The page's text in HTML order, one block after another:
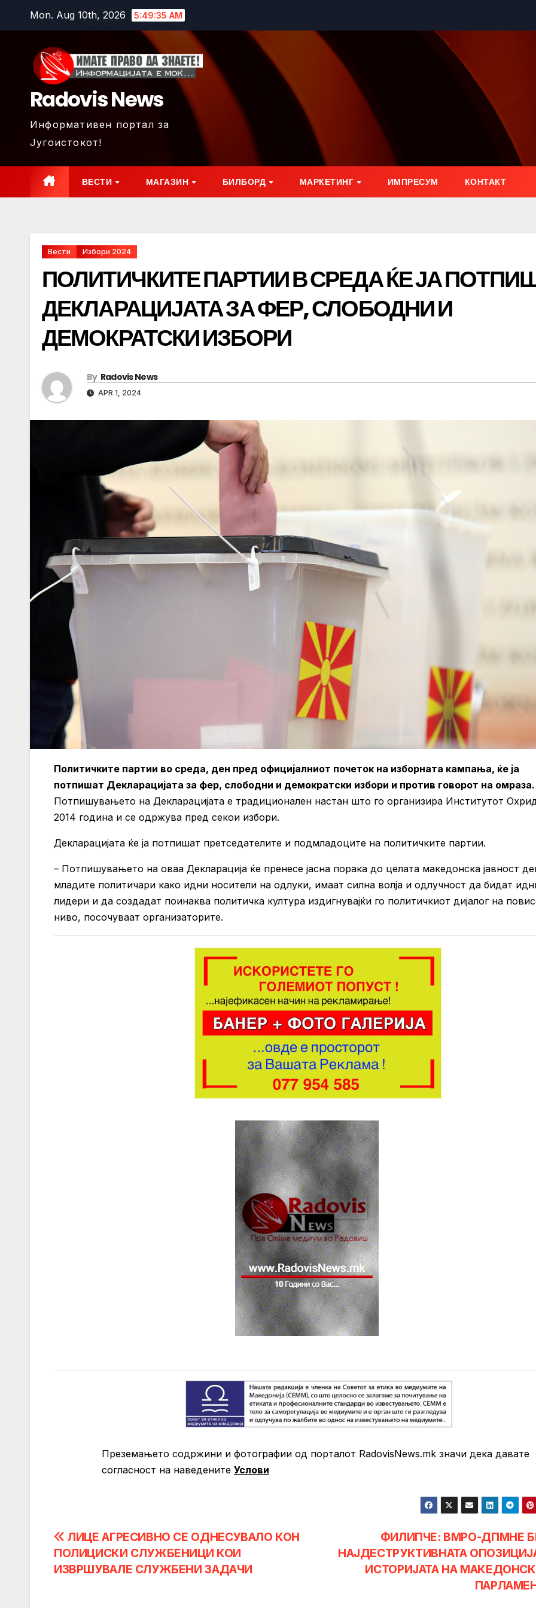
Mon. Aug 10th, 2026 5:49:36 AM
Radovis News
Информативен портал за
Југоистокот!
ВЕСТИ МАГАЗИН БИЛБОРД МАРКЕТИНГ ИМПРЕСУМ КОНТАКТ
Вести Избори 2024
ПОЛИТИЧКИТЕ ПАРТИИ В СРЕДА ЌЕ ЈА
ДЕКЛАРАЦИЈАТА ЗА ФЕР, СЛОБОДНИ И
ДЕМОКРАТСКИ ИЗБОРИ
By Radovis News
APR 1, 2024
Политичките партии во среда, ден пред официјалниот почеток на изборната кампања, ќе ја
потпишат Декларацијата за фер, слободни и демократски избори и против говорот на омраза.
Потпишувањето на Декларацијата е традиционален настан што го организира Институтот
2014 година и се одржува пред секои избори.
Декларацијата ќе ја потпишат претседателите и подмладоците на политичките партии.
– Потпишувањето на оваа Декларација ќе пренесе јасна порака до целата македонска јавност
младите политичари како идни носители на одлуки, имаат силна волја и одлучност да бидат
лидери и да создадат поинаква политичка култура издигнувајќи го политичкиот дијалог на
ниво, посочуваат организаторите.
Преземањето содржини и фотографии од порталот RadovisNews.mk значи дека давате
согласност на нaведените Услови
Post
navigation
ФИЛИПЧЕ: ВМРО-ДПМНЕ
НАЈДЕСТРУКТИВНАТА
ИСТОРИЈАТА НА
ЛИЦЕ АГРЕСИВНО СЕ ОДНЕСУВАЛО КОН
ПОЛИЦИСКИ СЛУЖБЕНИЦИ КОИ
ИЗВРШУВАЛЕ СЛУЖБЕНИ ЗАДАЧИ